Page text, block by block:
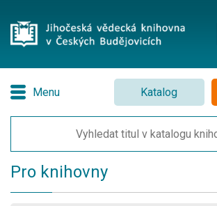
Menu Katalog
Pro knihovny